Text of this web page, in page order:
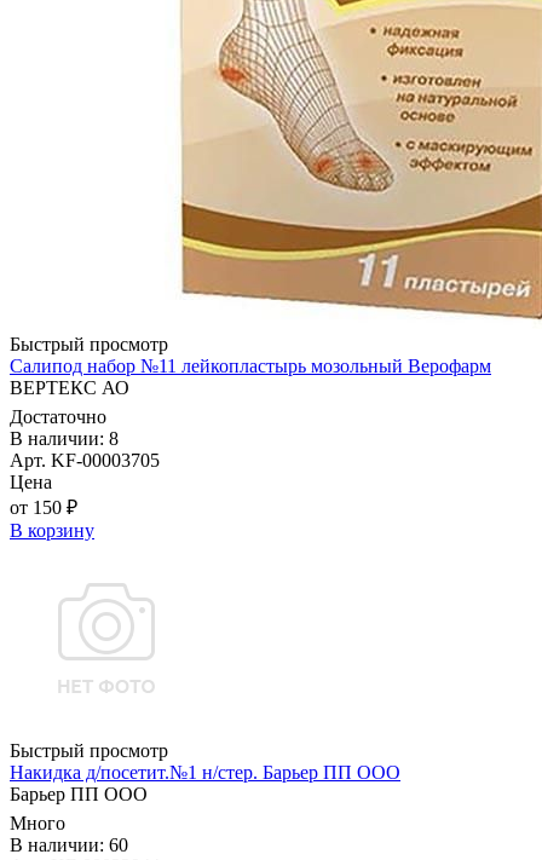
Быстрый просмотр
Салипод набор №11 лейкопластырь мозольный Верофарм
ВЕРТЕКС АО
Достаточно
В наличии: 8
Арт. KF-00003705
Цена
от 150 ₽
В корзину
Быстрый просмотр
Накидка д/посетит.№1 н/стер. Барьер ПП ООО
Барьер ПП ООО
Много
В наличии: 60